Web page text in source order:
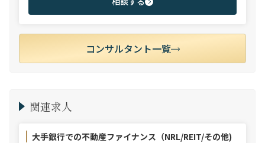
コンサルタント一覧
関連求人
大手銀行での不動産ファイナンス（NRL/REIT/その他)